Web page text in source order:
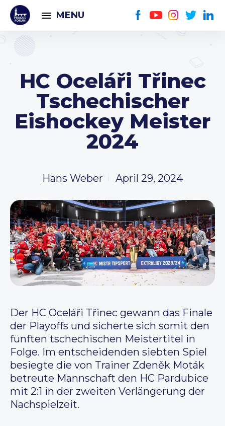
MENU
HC Oceláři Třinec
Tschechischer
Eishockey Meister
2024
Hans Weber April 29, 2024
Der HC Oceláři Třinec gewann das Finale
der Playoffs und sicherte sich somit den
fünften tschechischen Meistertitel in
Folge. Im entscheidenden siebten Spiel
besiegte die von Trainer Zdeněk Moták
betreute Mannschaft den HC Pardubice
mit 2:1 in der zweiten Verlängerung der
Nachspielzeit.